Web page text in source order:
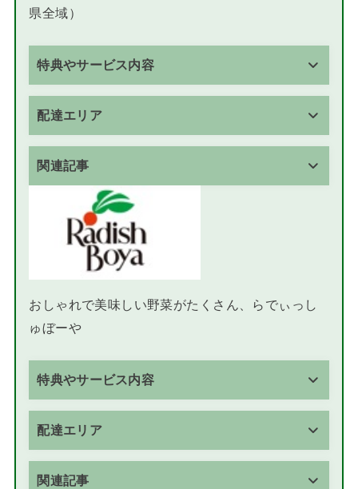
県全域）
特典やサービス内容
配達エリア
関連記事
おしゃれで美味しい野菜がたくさん、らでぃっし
ゅぼーや
特典やサービス内容
配達エリア
関連記事